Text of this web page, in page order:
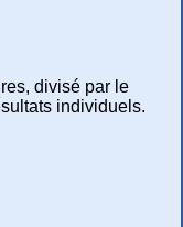
divisé par le
individuels.